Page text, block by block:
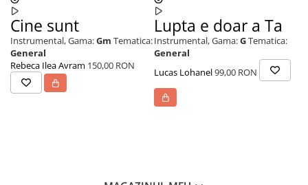
Cine sunt
Instrumental,Gama:Gm Tematica:
General
Rebeca Ilea Avram 150,00 RON
Lupta e doar a Ta
Instrumental,Gama:GTematica:
General
Lucas Lohanel99,00 RON